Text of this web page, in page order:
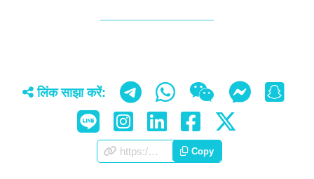
लिंक साझा करें:
https://appscorporation.com/hi/vision.html Copy